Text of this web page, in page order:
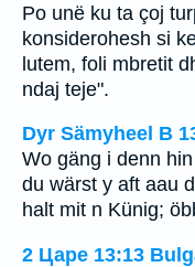
Po unë ku ta çoj
konsiderohesh si
lutem, foli mbretit
ndaj teje".
Dyr Sämyheel B
Wo gäng i denn
du wärst y aft aau
halt mit n Künig;
2 Царе 13:13